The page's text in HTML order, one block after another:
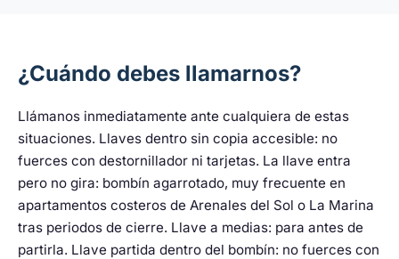
¿Cuándo debes llamarnos?
Llámanos inmediatamente ante cualquiera de estas
situaciones. Llaves dentro sin copia accesible: no
fuerces con destornillador ni tarjetas. La llave entra
pero no gira: bombín agarrotado, muy frecuente en
apartamentos costeros de Arenales del Sol o La Marina
tras periodos de cierre. Llave a medias: para antes de
partirla. Llave partida dentro del bombín: no fuerces con